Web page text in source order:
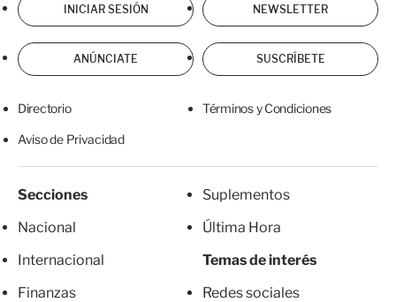
INICIAR SESIÓN NEWSLETTER
ANÚNCIATE SUSCRÍBETE
Directorio Términos y Condiciones
Aviso de Privacidad
Secciones
Nacional
Internacional
Finanzas
Suplementos
Última Hora
Temas de interés
Redes sociales